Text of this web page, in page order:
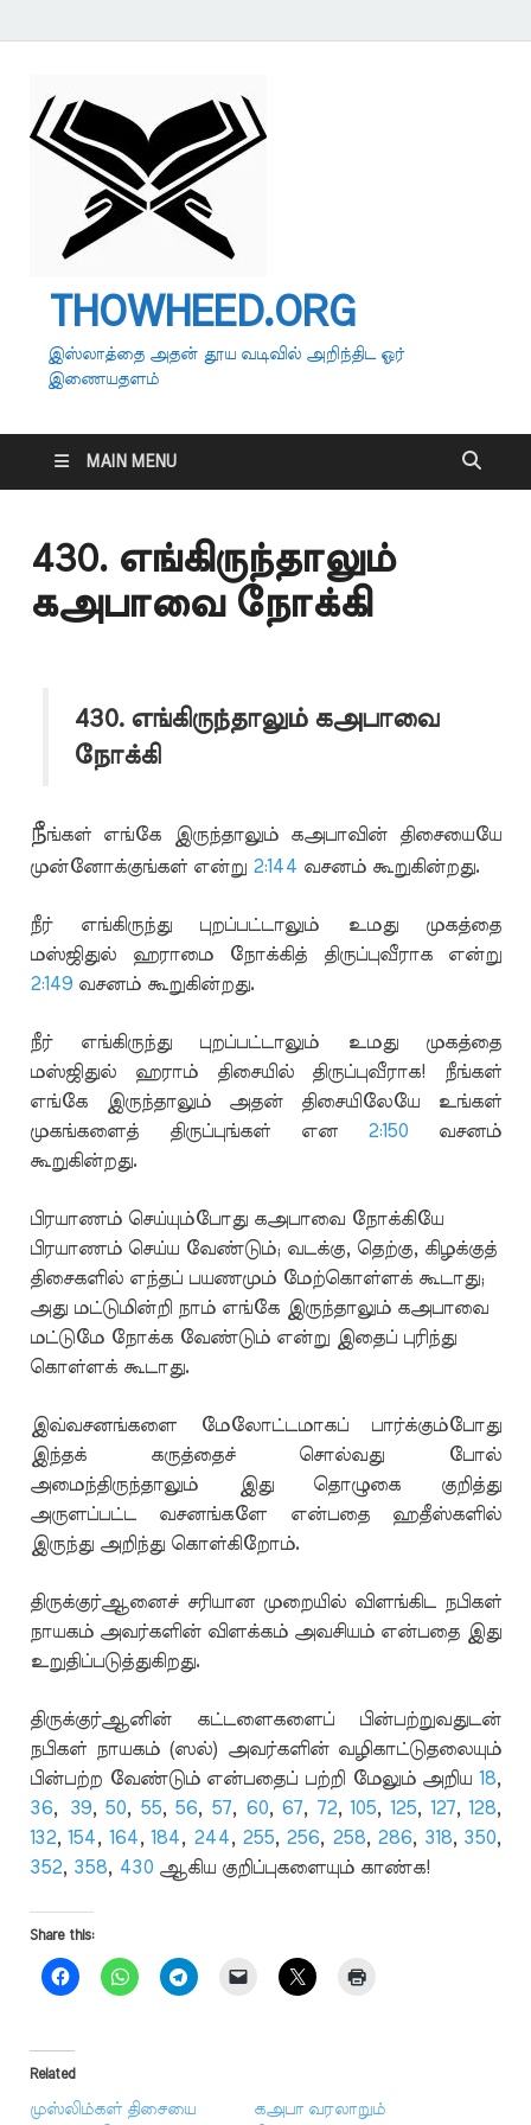
THOWHEED.ORG
இஸ்லாத்தை அதன் தூய வடிவில் அறிந்திட ஓர்
இணையதளம்
MAIN MENU
430. எங்கிருந்தாலும்
கஅபாவை நோக்கி
430. எங்கிருந்தாலும் கஅபாவை
நோக்கி
நீங்கள் எங்கே இருந்தாலும் கஅபாவின் திசையையே
முன்னோக்குங்கள் என்று 2:144 வசனம் கூறுகின்றது.
நீர் எங்கிருந்து புறப்பட்டாலும் உமது முகத்தை
மஸ்ஜிதுல் ஹராமை நோக்கித் திருப்புவீராக என்று
2:149 வசனம் கூறுகின்றது.
நீர் எங்கிருந்து புறப்பட்டாலும் உமது முகத்தை
மஸ்ஜிதுல் ஹராம் திசையில் திருப்புவீராக! நீங்கள்
எங்கே இருந்தாலும் அதன் திசையிலேயே உங்கள்
முகங்களைத் திருப்புங்கள் என 2:150 வசனம்
கூறுகின்றது.
பிரயாணம் செய்யும்போது கஅபாவை நோக்கியே
பிரயாணம் செய்ய வேண்டும்; வடக்கு, தெற்கு, கிழக்குத்
திசைகளில் எந்தப் பயணமும் மேற்கொள்ளக் கூடாது;
அது மட்டுமின்றி நாம் எங்கே இருந்தாலும் கஅபாவை
மட்டுமே நோக்க வேண்டும் என்று இதைப் புரிந்து
கொள்ளக் கூடாது.
இவ்வசனங்களை மேலோட்டமாகப் பார்க்கும்போது
இந்தக் கருத்தைச் சொல்வது போல்
அமைந்திருந்தாலும் இது தொழுகை குறித்து
அருளப்பட்ட வசனங்களே என்பதை ஹதீஸ்களில்
இருந்து அறிந்து கொள்கிறோம்.
திருக்குர்ஆனைச் சரியான முறையில் விளங்கிட நபிகள்
நாயகம் அவர்களின் விளக்கம் அவசியம் என்பதை இது
உறுதிப்படுத்துகிறது.
திருக்குர்ஆனின் கட்டளைகளைப் பின்பற்றுவதுடன்
நபிகள் நாயகம் (ஸல்) அவர்களின் வழிகாட்டுதலையும்
பின்பற்ற வேண்டும் என்பதைப் பற்றி மேலும் அறிய 18,
36, 39, 50, 55, 56, 57, 60, 67, 72,105, 125, 127,128,
132,154, 164,184, 244, 255, 256, 258, 286, 318, 350,
352, 358, 430 ஆகிய குறிப்புகளையும் காண்க!
Share this:
Related
முஸ்லிம்கள் திசையை கஅபா வரலாறும்